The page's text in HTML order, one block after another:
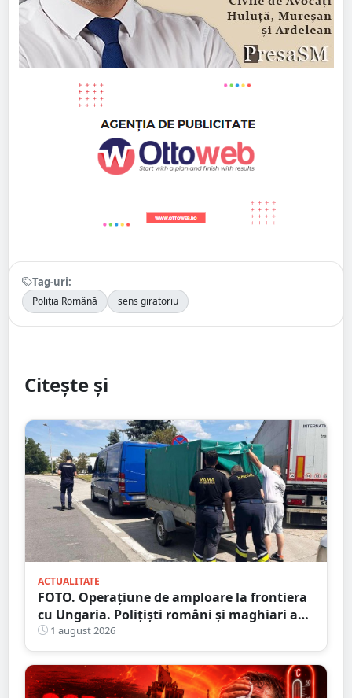
Tag-uri:
Poliția Română sens giratoriu
Citește și
ACTUALITATE
FOTO. Operațiune de amploare la frontiera
cu Ungaria. Polițiști români și maghiari au
verificat sute de persoane
1 august 2026